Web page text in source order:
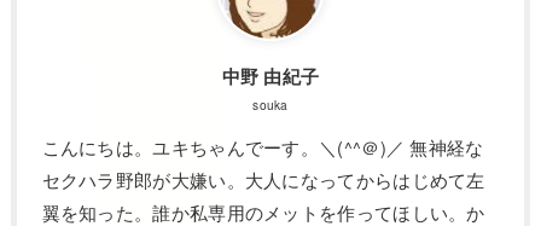
中野 由紀子
souka
こんにちは。ユキちゃんでーす。＼(^^＠)／ 無神経な
セクハラ野郎が大嫌い。大人になってからはじめて左
翼を知った。誰か私専用のメットを作ってほしい。か